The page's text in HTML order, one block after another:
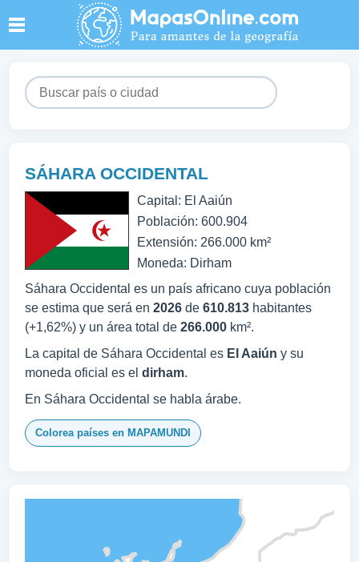
SÁHARA OCCIDENTAL
Capital: El Aaiún
Población: 600.904
Extensión: 266.000 km²
Moneda: Dirham
Sáhara Occidental es un país africano cuya población
se estima que será en 2026 de 610.813 habitantes
(+1,62%) y un área total de 266.000 km².
La capital de Sáhara Occidental es El Aaiún y su
moneda oficial es el dirham.
En Sáhara Occidental se habla árabe.
Colorea países en MAPAMUNDI